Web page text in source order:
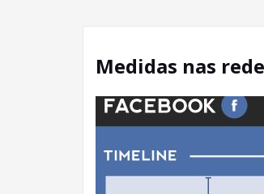
Medidas nas